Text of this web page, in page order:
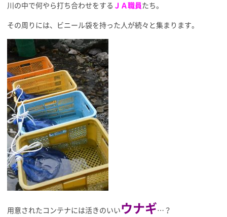
川の中で何やら打ち合わせをする ＪＡ職員たち。
その周りには、ビニール袋を持った人が続々と集まります。
用意されたコンテナには活きのいい ウナギ…？